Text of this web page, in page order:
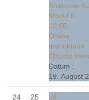
Anatomie-
Modul II
20:00
Online
Instruktorin:
Claudia
Datum :
19. August
24 25
26